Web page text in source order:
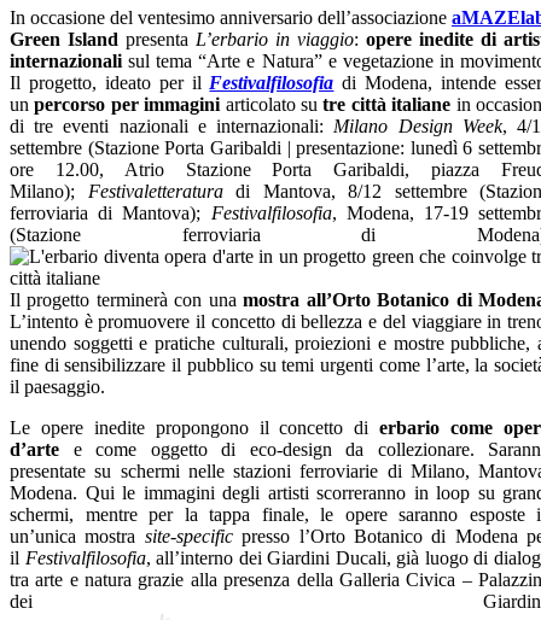
In occasione del ventesimo anniversario dell’associazione
Green Island presenta L’erbario in viaggio: opere inedite di
internazionali sul tema “Arte e Natura” e vegetazione in
Il progetto, ideato per il Festivalfilosofia di Modena, intende
unpercorso per immagini articolato su tre città italiane in
di tre eventi nazionali e internazionali: Milano Design Week, 4/
settembre (Stazione Porta Garibaldi | presentazione: lunedì 6
ore 12.00, Atrio Stazione Porta Garibaldi, piazza
Milano); Festivaletteraturadi Mantova, 8/12 settembre
ferroviaria di Mantova); Festivalfilosofia, Modena, 17-19
(Stazione ferroviaria di
Il progetto terminerà con una mostra all’Orto Botanico di
L’intento è promuovere il concetto di bellezza e del viaggiare in
unendo soggetti e pratiche culturali, proiezioni e mostre pubbliche,
fine di sensibilizzare il pubblico su temi urgenti come l’arte, la
il paesaggio.
Le opere inedite propongono il concetto di erbario come
d’arte e come oggetto di eco-design da collezionare.
presentate su schermi nelle stazioni ferroviarie di Milano,
Modena. Qui le immagini degli artisti scorreranno in loop su
schermi, mentre per la tappa finale, le opere saranno esposte
un’unica mostra site-specificpresso l’Orto Botanico di Modena
il Festivalfilosofia, all’interno dei Giardini Ducali, già luogo di
tra arte e natura grazie alla presenza della Galleria Civica –
dei